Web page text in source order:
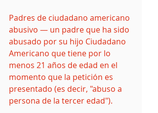
Padres de ciudadano americano
abusivo — un padre que ha sido
abusado por su hijo Ciudadano
Americano que tiene por lo
menos 21 años de edad en el
momento que la petición es
presentado (es decir, "abuso a
persona de la tercer edad").